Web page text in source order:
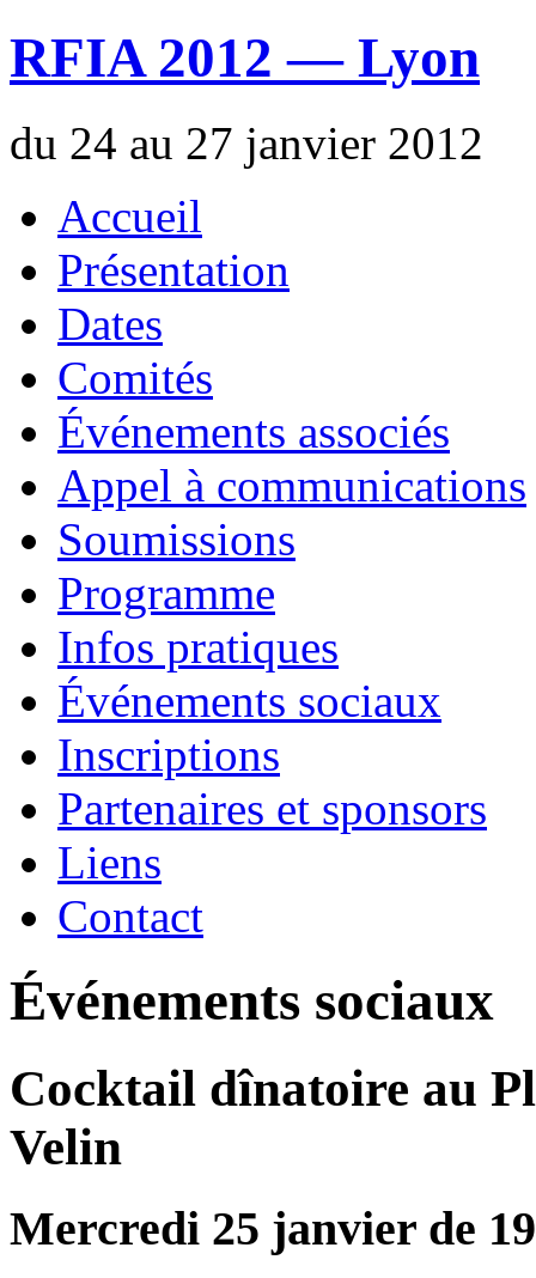
RFIA 2012 — Lyon
du 24 au 27 janvier 2012
Accueil
Présentation
Dates
Comités
Événements associés
Appel à communications
Soumissions
Programme
Infos pratiques
Événements sociaux
Inscriptions
Partenaires et sponsors
Liens
Contact
Événements sociaux
Cocktail dînatoire au
Velin
Mercredi 25 janvier de